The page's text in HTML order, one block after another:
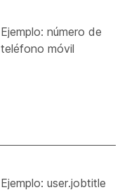
Ejemplo: número de
teléfono móvil
Ejemplo: user.jobtitle